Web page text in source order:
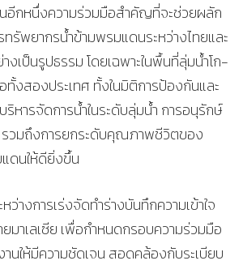
นอีกหนึ่งความร่วมมือสำคัญที่จะช่วยผลัก
รัพยากรน้ำข้ามพรมแดนระหว่างไทยและ
างเป็นรูปธรรม โดยเฉพาะในพื้นที่ลุ่มน้ำโก-
งสองประเทศ ทั้งในมิติการป้องกันและ
ริหารจัดการน้ำในระดับลุ่มน้ำ การอนุรักษ์
รวมถึงการยกระดับคุณภาพชีวิตของ
ดนให้ดียิ่งขึ้น
างการเร่งจัดทำร่างบันทึกความเข้าใจ
มาเลเซีย เพื่อกำหนดกรอบความร่วมมือ
านให้มีความชัดเจน สอดคล้องกับระเบียบ